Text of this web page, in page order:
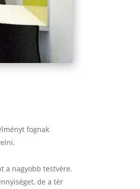
fognak
a nagyobb testvére.
de a tér